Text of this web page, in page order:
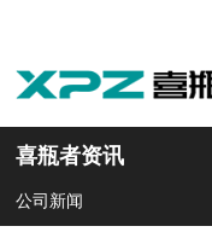
喜瓶者资讯
公司新闻